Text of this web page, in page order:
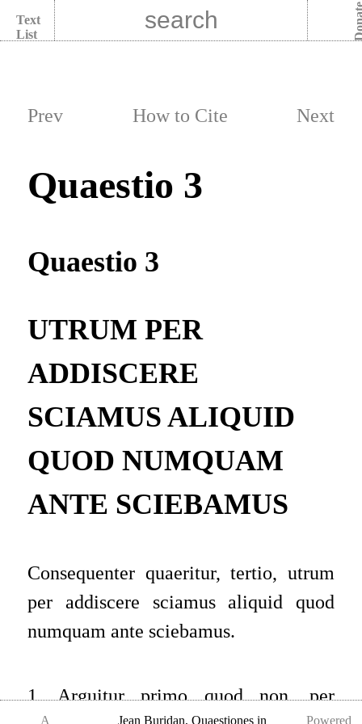
Text
List
Prev How to Cite Next
Quaestio 3
Quaestio 3
UTRUM PER
ADDISCERE
SCIAMUS ALIQUID
QUOD NUMQUAM
ANTE SCIEBAMUS
Consequenter quaeritur, tertio, utrum
per addiscere sciamus aliquid quod
numquam ante sciebamus.
1. Arguitur primo quod non, per
A Jean Buridan,Quaestiones in Powered